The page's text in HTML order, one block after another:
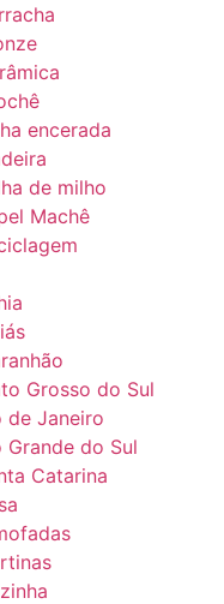
encerada
de milho
Machê
Grosso do Sul
de Janeiro
Grande do Sul
Catarina